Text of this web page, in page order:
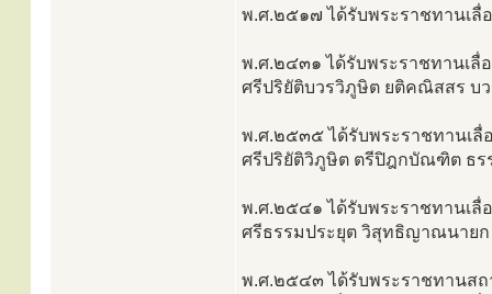
พ.ศ.๒๕๑๗ ได้รับพระราชทานเ
พ.ศ.๒๔๓๑ ได้รับพระราชทานเ
ศรีปริยัติบวรวิภูษิต ยติคณิสสร บ
พ.ศ.๒๕๓๕ ได้รับพระราชทานเ
ศรีปริยัติวิภูษิต ตรีปิฎกบัณฑิต ธ
พ.ศ.๒๕๔๑ ได้รับพระราชทานเ
ศรีธรรมประยุต วิสุทธิญาณนาย
พ.ศ.๒๕๔๓ ได้รับพระราชทานส